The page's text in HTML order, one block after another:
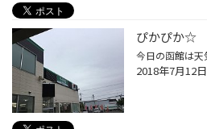
ぴかぴか☆
2018年7月12日